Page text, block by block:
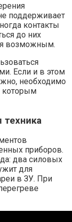
поддерживает
контакты
до них
возможным.
Если и в этом
необходимо
которым
приборов.
два силовых
для
в ЗУ. При